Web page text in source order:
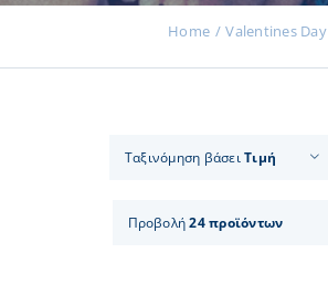
Home Valentines Day
Ταξινόμηση βάσειΤιμή
Προβολή24 προϊόντων